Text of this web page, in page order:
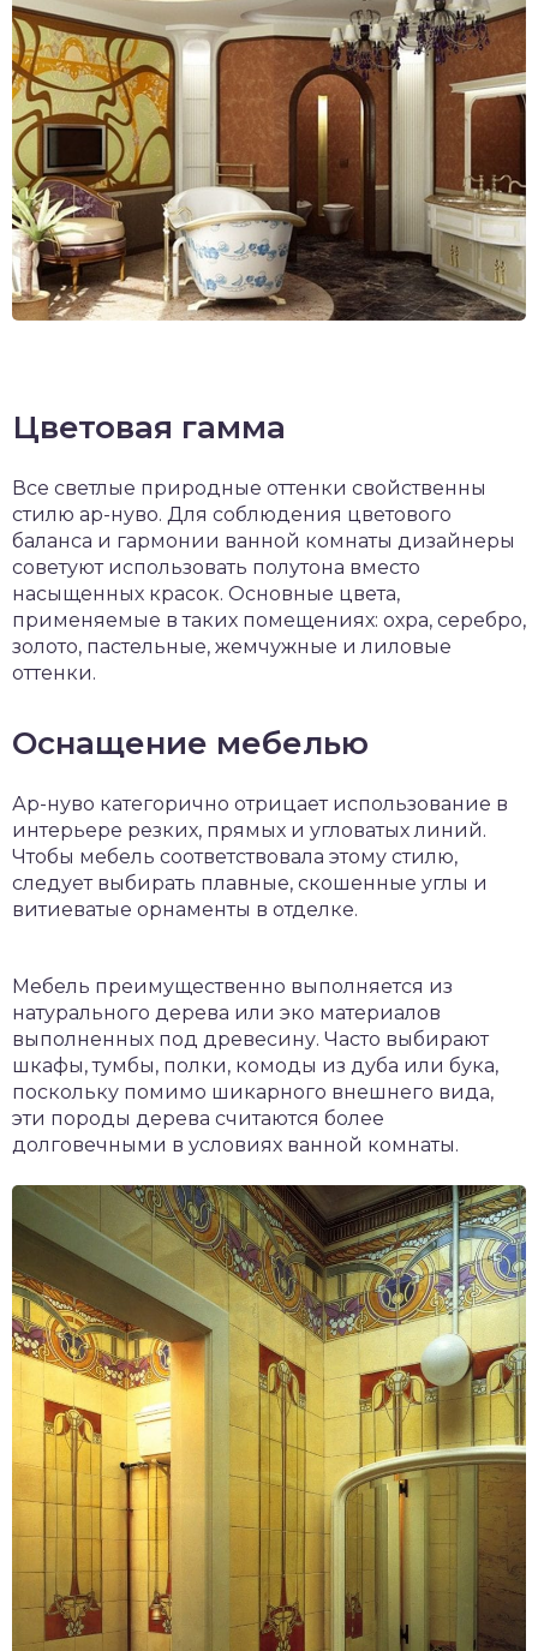
Цветовая гамма
Все светлые природные оттенки свойственны
стилю ар-нуво. Для соблюдения цветового
баланса и гармонии ванной комнаты дизайнеры
советуют использовать полутона вместо
насыщенных красок. Основные цвета,
применяемые в таких помещениях: охра, серебро,
золото, пастельные, жемчужные и лиловые
оттенки.
Оснащение мебелью
Ар-нуво категорично отрицает использование в
интерьере резких, прямых и угловатых линий.
Чтобы мебель соответствовала этому стилю,
следует выбирать плавные, скошенные углы и
витиеватые орнаменты в отделке.
Мебель преимущественно выполняется из
натурального дерева или эко материалов
выполненных под древесину. Часто выбирают
шкафы, тумбы, полки, комоды из дуба или бука,
поскольку помимо шикарного внешнего вида,
эти породы дерева считаются более
долговечными в условиях ванной комнаты.